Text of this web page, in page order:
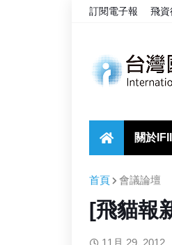
訂閱電子報 飛資
關於IFII
首頁 會議論壇
[飛貓報
11月 29, 2012